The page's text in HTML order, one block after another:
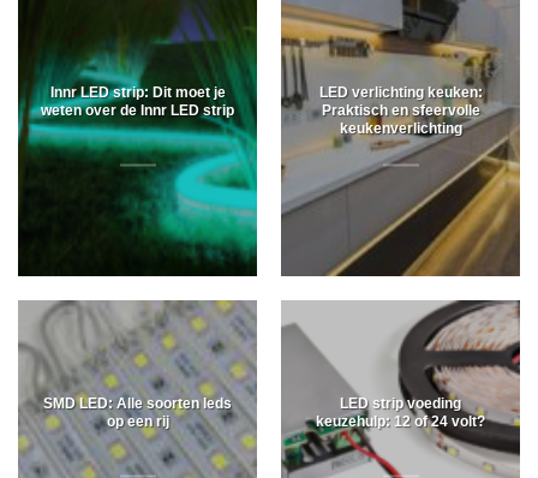
Innr LED strip: Dit moet je
weten over de Innr LED strip
LED verlichting keuken:
Praktisch en sfeervolle
keukenverlichting
SMD LED: Alle soorten leds
op een rij
LED strip voeding
keuzehulp: 12 of 24 volt?